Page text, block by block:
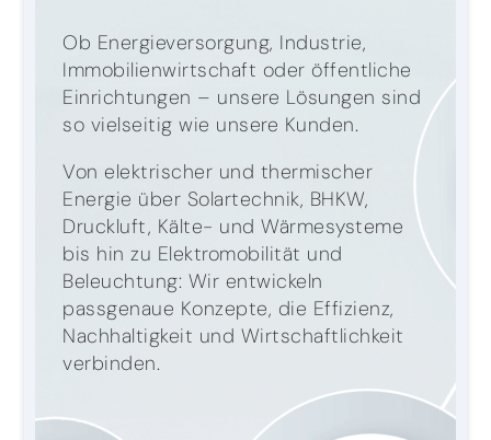
Ob Energieversorgung, Industrie,
Immobilienwirtschaft oder öffentliche
Einrichtungen – unsere Lösungen sind
so vielseitig wie unsere Kunden.
Von elektrischer und thermischer
Energie über Solartechnik, BHKW,
Druckluft, Kälte- und Wärmesysteme
bis hin zu Elektromobilität und
Beleuchtung: Wir entwickeln
passgenaue Konzepte, die Effizienz,
Nachhaltigkeit und Wirtschaftlichkeit
verbinden.